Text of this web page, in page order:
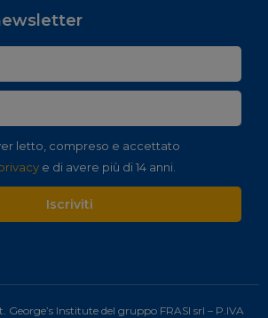
letto, compreso e accettato
e di avere più di 14 anni.
Iscriviti
Institute del gruppo FRASI srl – P.IVA